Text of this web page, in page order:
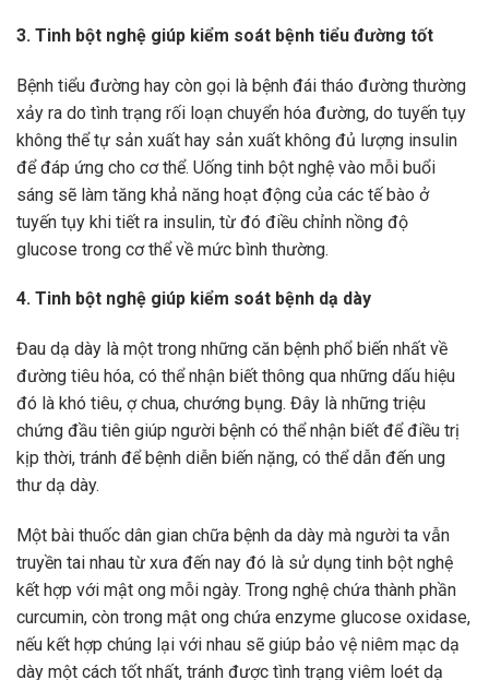
3. Tinh bột nghệ giúp kiểm soát bệnh tiểu đường tốt
Bệnh tiểu đường hay còn gọi là bệnh đái tháo đường thường
xảy ra do tình trạng rối loạn chuyển hóa đường, do tuyến tụy
không thể tự sản xuất hay sản xuất không đủ lượng insulin
để đáp ứng cho cơ thể. Uống tinh bột nghệ vào mỗi buổi
sáng sẽ làm tăng khả năng hoạt động của các tế bào ở
tuyến tụy khi tiết ra insulin, từ đó điều chỉnh nồng độ
glucose trong cơ thể về mức bình thường.
4. Tinh bột nghệ giúp kiểm soát bệnh dạ dày
Đau dạ dày là một trong những căn bệnh phổ biến nhất về
đường tiêu hóa, có thể nhận biết thông qua những dấu hiệu
đó là khó tiêu, ợ chua, chướng bụng. Đây là những triệu
chứng đầu tiên giúp người bệnh có thể nhận biết để điều trị
kịp thời, tránh để bệnh diễn biến nặng, có thể dẫn đến ung
thư dạ dày.
Một bài thuốc dân gian chữa bệnh da dày mà người ta vẫn
truyền tai nhau từ xưa đến nay đó là sử dụng tinh bột nghệ
kết hợp với mật ong mỗi ngày. Trong nghệ chứa thành phần
curcumin, còn trong mật ong chứa enzyme glucose oxidase,
nếu kết hợp chúng lại với nhau sẽ giúp bảo vệ niêm mạc dạ
dày một cách tốt nhất, tránh được tình trạng viêm loét dạ